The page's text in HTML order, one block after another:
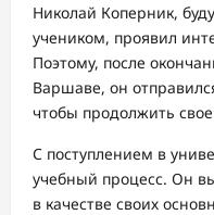
Николай Коперник,
учеником, проявил
Поэтому, после
Варшаве, он
чтобы продолжить
С поступлением в
учебный процесс. Он
в качестве своих